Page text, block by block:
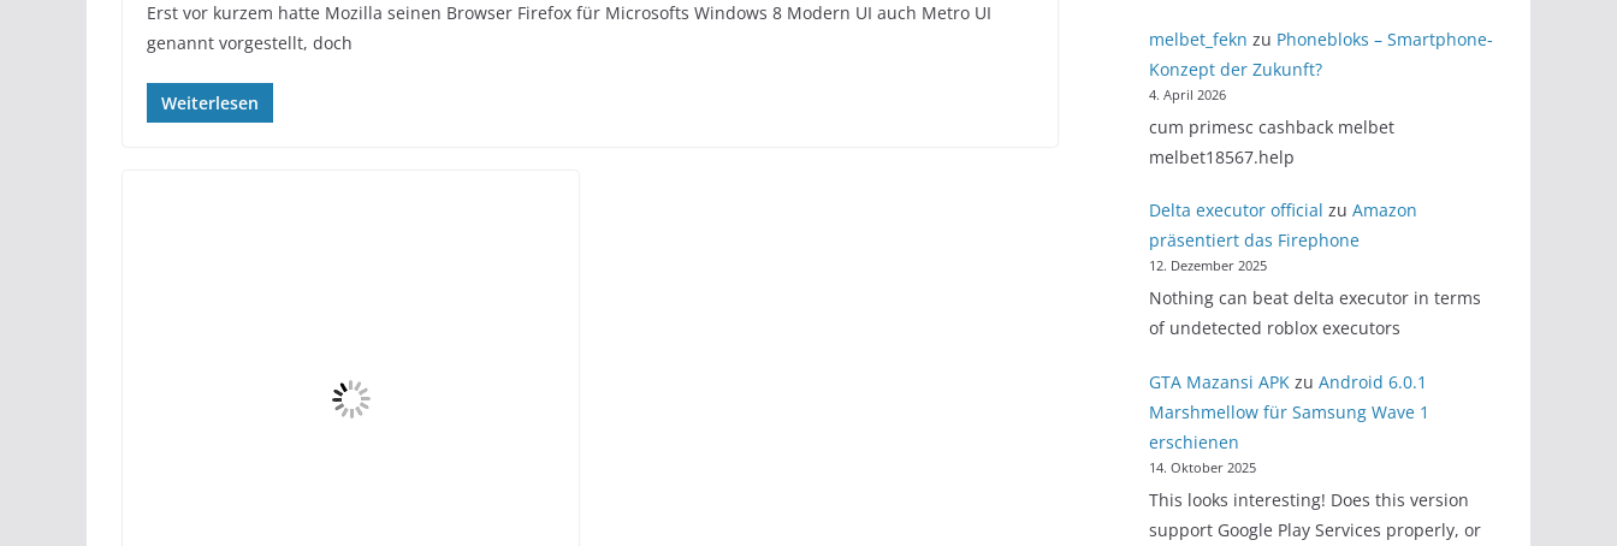
Erst vor kurzem hatte Mozilla seinen Browser Firefox für Microsofts Windows 8 Modern UI auch Metro UI
genannt vorgestellt, doch
Weiterlesen
melbet_fekn zu Phonebloks – Smartphone-
Konzept der Zukunft?
4. April 2026
cum primesc cashback melbet
melbet18567.help
Delta executor official zu Amazon
präsentiert das Firephone
12. Dezember 2025
Nothing can beat delta executor in terms
of undetected roblox executors
GTA Mazansi APKzu Android 6.0.1
Marshmellow für Samsung Wave 1
erschienen
14. Oktober 2025
This looks interesting! Does this version
support Google Play Services properly, or